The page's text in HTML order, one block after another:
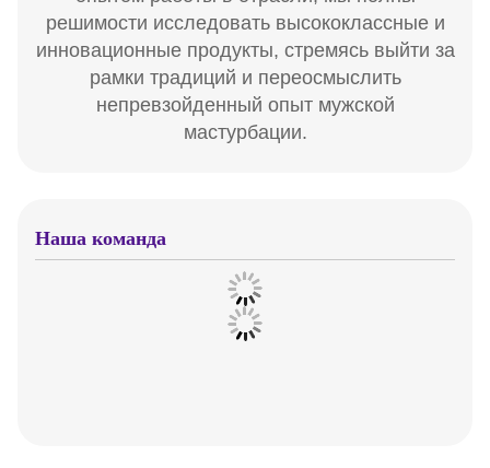
решимости исследовать высококлассные и
инновационные продукты, стремясь выйти за
рамки традиций и переосмыслить
непревзойденный опыт мужской
мастурбации.
Наша команда